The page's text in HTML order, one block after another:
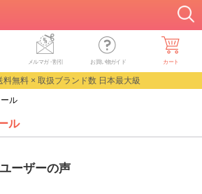
メルマガ・割引 お買い物ガイド カート
料無料 × 取扱ブランド数 日本最大級
ル
ル
ーザーの声